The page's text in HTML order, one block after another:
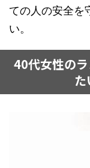
ての人の安全を
い。
40代女性の